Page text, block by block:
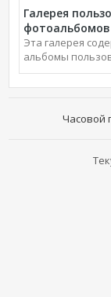
Галерея
фотоальбомов
Эта галерея
альбомы
Часовой